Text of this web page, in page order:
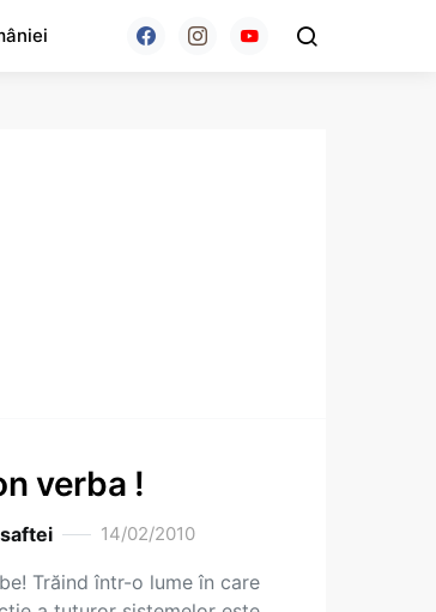
verba !
14/02/2010
Trăind într-o lume în care